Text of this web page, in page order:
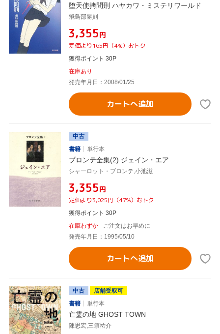
堕天使拷問刑 ハヤカワ・ミステリワールド
飛鳥部勝則
¥3,355円
定価より165円（4%）おトク
獲得ポイント 30P
在庫あり
発売年月日：2008/01/25
カートへ追加
中古
書籍
単行本
ブロンテ全集(2) ジェイン・エア
シャーロット・ブロンテ,小池滋
¥3,355円
定価より3,025円（47%）おトク
獲得ポイント 30P
在庫わずか
ご注文はお早めに
発売年月日：1995/05/10
カートへ追加
中古
店舗受取可
書籍
単行本
亡霊の地 GHOST TOWN
陳思宏,三須祐介